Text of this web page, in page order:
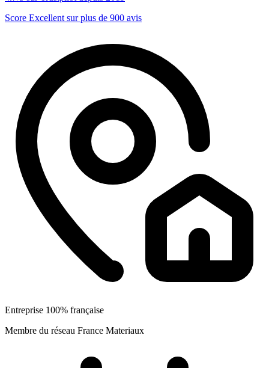
Score Excellent sur plus de 900 avis
Entreprise 100% française
Membre du réseau France Materiaux